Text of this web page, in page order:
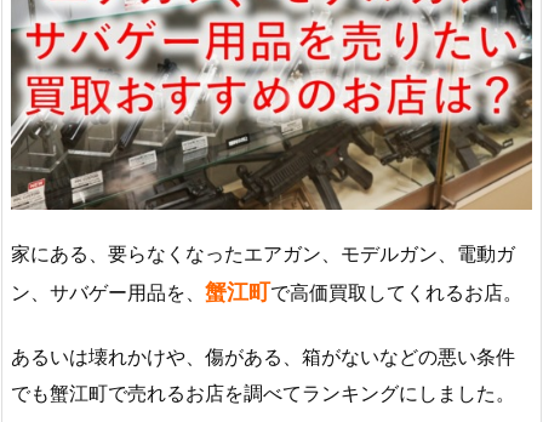
家にある、要らなくなったエアガン、モデルガン、電動ガ
ン、サバゲー用品を、 蟹江町で高価買取してくれるお店。
あるいは壊れかけや、傷がある、箱がないなどの悪い条件
でも蟹江町で売れるお店を調べてランキングにしました。